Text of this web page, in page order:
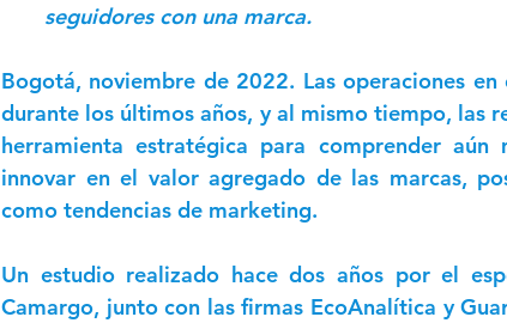
seguidores con una marca.
Bogotá, noviembre de 2022. Las operaciones
durante los últimos años, y al mismo tiempo, las
herramienta estratégica para comprender
innovar en el valor agregado de las marcas,
como tendencias de marketing.
Un estudio realizado hace dos años por el
Camargo, junto con las firmas EcoAnalítica y